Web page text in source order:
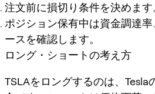
注文前に損切り条件を決めます
ポジション保有中は資金調達
ースを確認します。
ロング・ショートの考え方
TSLAをロングするのは、Tesla